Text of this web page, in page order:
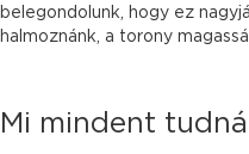
belegondolunk, hogy ez
halmoznánk, a torony
Mi mindent